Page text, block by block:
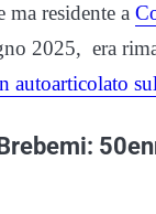
ma residente a
2025, era
autoarticolato